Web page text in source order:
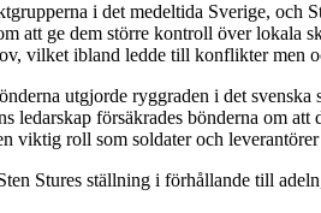
i det medeltida Sverige, och
att ge dem större kontroll över lokala
vilket ibland ledde till konflikter men
utgjorde ryggraden i det
ledarskap försäkrades bönderna om
viktig roll som soldater och leverantörer
Stures ställning i förhållande till